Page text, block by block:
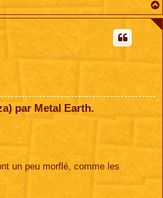
par Metal Earth.
un peu morflé, comme les